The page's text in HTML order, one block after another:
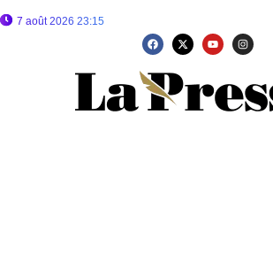
7 août 2026 23:15